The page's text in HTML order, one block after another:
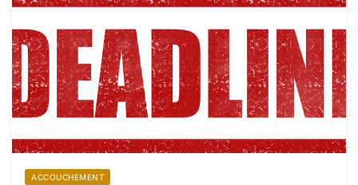
ACCOUCHEMENT